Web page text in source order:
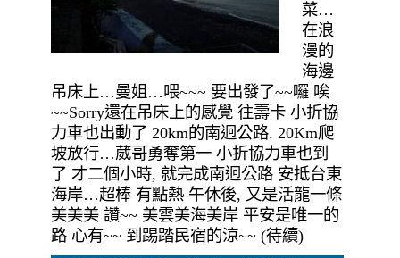
菜…
在浪
漫的
海邊
吊床上…曼姐…喂~~~ 要出發了~~囉 唉
~~Sorry還在吊床上的感覺 往壽卡 小折協
力車也出動了 20km的南迥公路. 20Km爬
坡放行…葳哥勇奪第一 小折協力車也到
了 才二個小時, 就完成南迥公路 安抵台東
海岸…超棒 有點熱 午休後, 又是活龍一條
美美美 讚~~ 美雲美海美岸 平安是唯一的
路 心有~~ 到踢踏民宿的涼~~ (待續)